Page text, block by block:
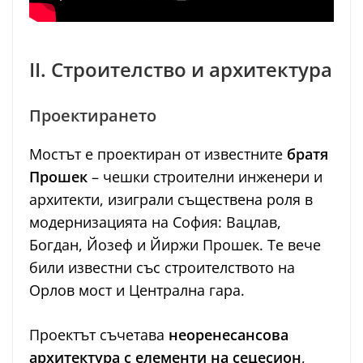
II. Строителство и архитектура
Проектирането
Мостът е проектиран от известните братя
Прошек – чешки строителни инженери и
архитекти, изиграли съществена роля в
модернизацията на София: Вацлав,
Богдан, Йозеф и Йиржи Прошек. Те вече
били известни със строителството на
Орлов мост и Централна гара.
Проектът съчетава неоренесансова
архитектура с елементи на сецесион,